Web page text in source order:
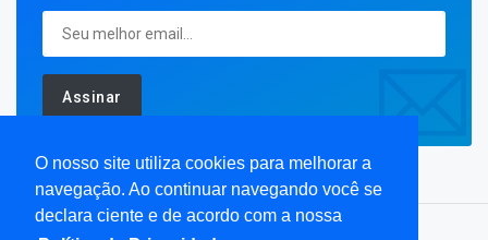
O nosso site utiliza cookies para melhorar a
navegação. Ao continuar navegando você se
declara ciente e de acordo com a nossa
Assinar